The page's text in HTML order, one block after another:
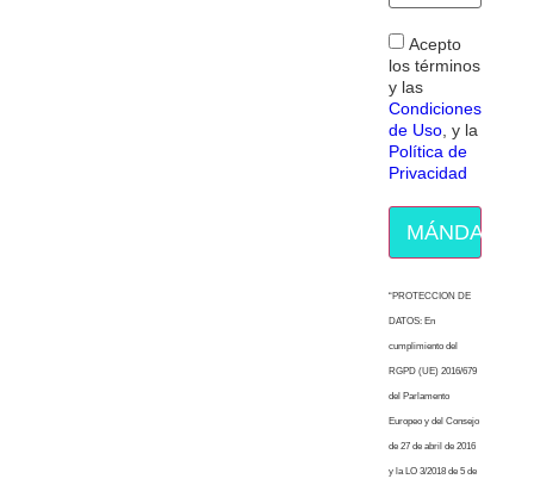
Acepto
los términos
y las
Condiciones
de Uso, y la
Política de
Privacidad
MÁNDAME
“PROTECCION DE
DATOS: En
cumplimiento del
RGPD (UE) 2016/679
del Parlamento
Europeo y del Consejo
de 27 de abril de 2016
y la LO 3/2018 de 5 de